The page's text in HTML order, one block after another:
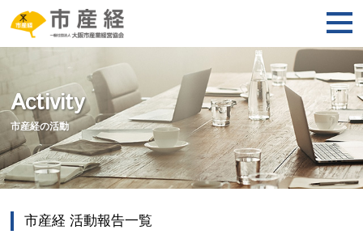
Activity
市産経の活動
市産経 活動報告一覧